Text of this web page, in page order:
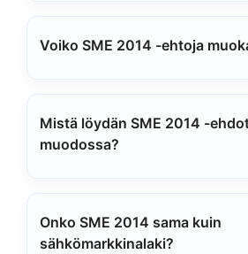
Voiko SME 2014 -ehtoja
Mistä löydän SME 2014 -
muodossa?
Onko SME 2014 sama kuin
sähkömarkkinalaki?